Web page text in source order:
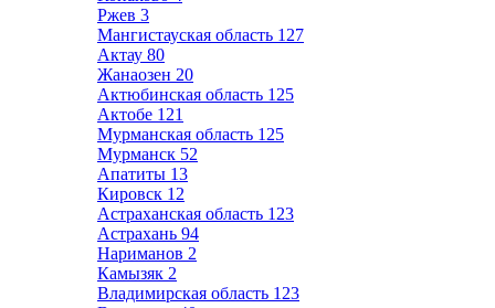
Ржев 3
Мангистауская область 127
Актау 80
Жанаозен 20
Актюбинская область 125
Актобе 121
Мурманская область 125
Мурманск 52
Апатиты 13
Кировск 12
Астраханская область 123
Астрахань 94
Нариманов 2
Камызяк 2
Владимирская область 123